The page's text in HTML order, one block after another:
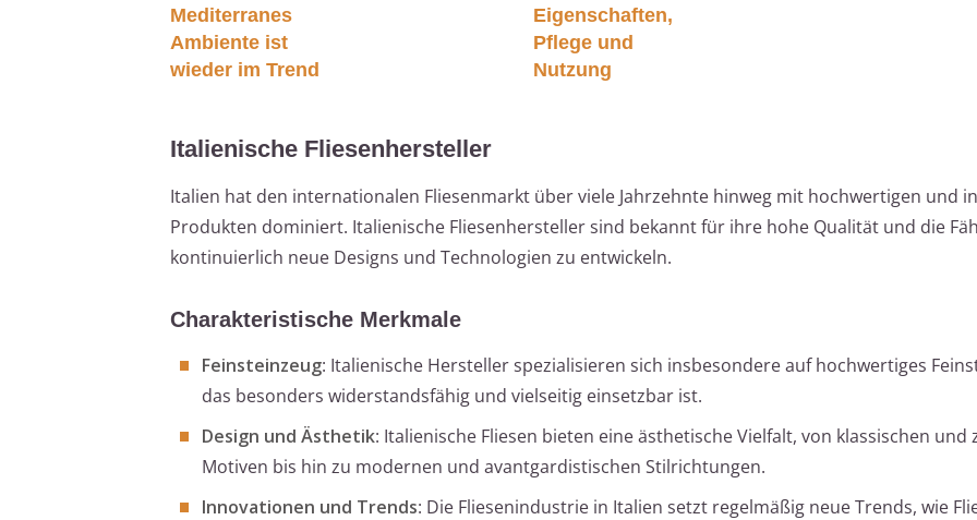
Mediterranes
Ambiente ist
wieder im Trend
Eigenschaften,
Pflege und
Nutzung
Italienische Fliesenhersteller
Italien hat den internationalen Fliesenmarkt über viele Jahrzehnte hinweg mit hochwertigen und
Produkten dominiert. Italienische Fliesenhersteller sind bekannt für ihre hohe Qualität und die
kontinuierlich neue Designs und Technologien zu entwickeln.
Charakteristische Merkmale
Feinsteinzeug: Italienische Hersteller spezialisieren sich insbesondere auf hochwertiges
das besonders widerstandsfähig und vielseitig einsetzbar ist.
Design und Ästhetik: Italienische Fliesen bieten eine ästhetische Vielfalt, von klassischen und
Motiven bis hin zu modernen und avantgardistischen Stilrichtungen.
Innovationen und Trends: Die Fliesenindustrie in Italien setzt regelmäßig neue Trends, wie